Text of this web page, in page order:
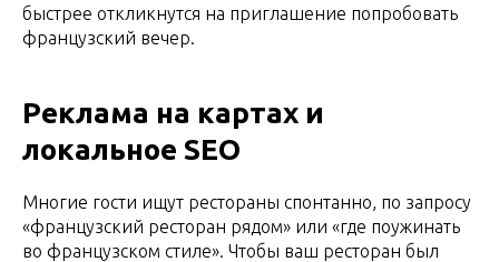
быстрее откликнутся на приглашение попробовать
французский вечер.
Реклама на картах и
локальное SEO
Многие гости ищут рестораны спонтанно, по запросу
«французский ресторан рядом» или «где поужинать
во французском стиле». Чтобы ваш ресторан был